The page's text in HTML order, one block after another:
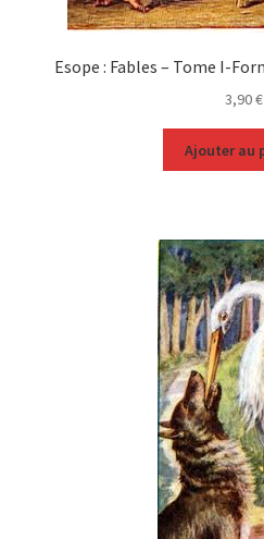
Esope : Fables – Tome I-
3,90€
Ajouter au